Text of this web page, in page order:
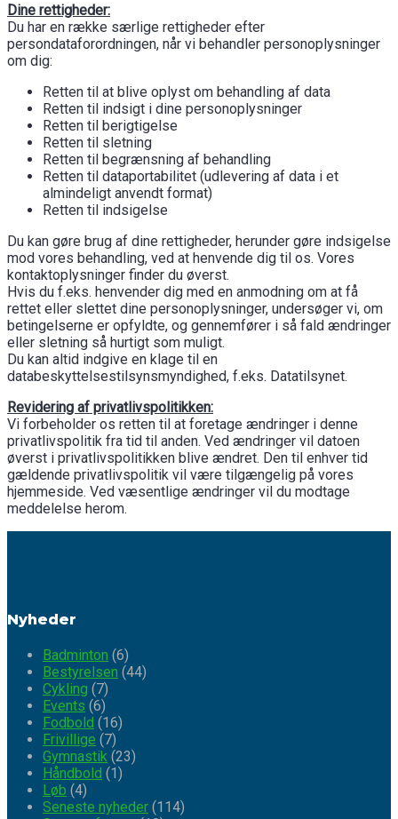
Dine rettigheder:
Du har en række særlige rettigheder efter
persondataforordningen, når vi behandler personoplysninger
om dig:
Retten til at blive oplyst om behandling af data
Retten til indsigt i dine personoplysninger
Retten til berigtigelse
Retten til sletning
Retten til begrænsning af behandling
Retten til dataportabilitet (udlevering af data i et
almindeligt anvendt format)
Retten til indsigelse
Du kan gøre brug af dine rettigheder, herunder gøre indsigelse
mod vores behandling, ved at henvende dig til os. Vores
kontaktoplysninger finder du øverst.
Hvis du f.eks. henvender dig med en anmodning om at få
rettet eller slettet dine personoplysninger, undersøger vi, om
betingelserne er opfyldte, og gennemfører i så fald ændringer
eller sletning så hurtigt som muligt.
Du kan altid indgive en klage til en
databeskyttelsestilsynsmyndighed, f.eks. Datatilsynet.
Revidering af privatlivspolitikken:
Vi forbeholder os retten til at foretage ændringer i denne
privatlivspolitik fra tid til anden. Ved ændringer vil datoen
øverst i privatlivspolitikken blive ændret. Den til enhver tid
gældende privatlivspolitik vil være tilgængelig på vores
hjemmeside. Ved væsentlige ændringer vil du modtage
meddelelse herom.
Nyheder
Badminton (6)
Bestyrelsen (44)
Cykling (7)
Events (6)
Fodbold (16)
Frivillige (7)
Gymnastik (23)
Håndbold (1)
Løb (4)
Seneste nyheder (114)